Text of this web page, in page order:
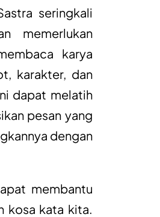
seringkali
memerlukan
karya
karakter, dan
dapat melatih
pesan yang
dengan
membantu
kosa kata kita.